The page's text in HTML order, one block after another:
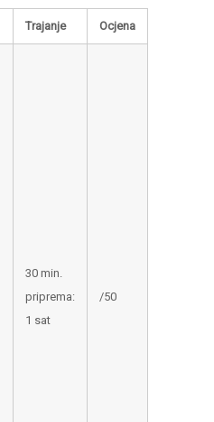
Trajanje Ocjena
30 min.
priprema:
1 sat
/50